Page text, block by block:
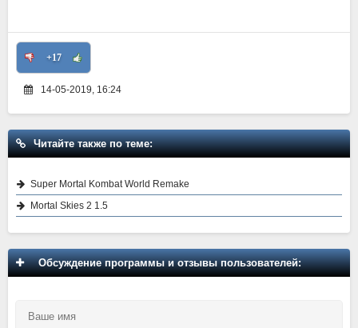
+17
14-05-2019, 16:24
Читайте также по теме:
Super Mortal Kombat World Remake
Mortal Skies 2 1.5
Обсуждение программы и отзывы пользователей: